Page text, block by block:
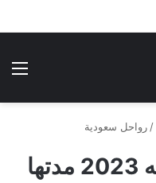
/ رواحل سعودية
دورة المباحث العامه 2023 مدتها